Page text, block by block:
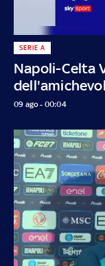
Napoli-Celta
SERIE A
09 ago - 00:04